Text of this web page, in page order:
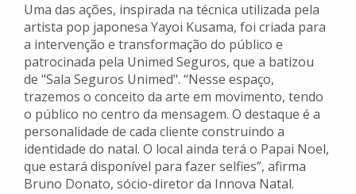
Uma das ações, inspirada na técnica utilizada pela
artista pop japonesa Yayoi Kusama, foi criada para
a intervenção e transformação do público e
patrocinada pela Unimed Seguros, que a batizou
de "Sala Seguros Unimed". “Nesse espaço,
trazemos o conceito da arte em movimento, tendo
o público no centro da mensagem. O destaque é a
personalidade de cada cliente construindo a
identidade do natal. O local ainda terá o Papai Noel,
que estará disponível para fazer selfies”, afirma
Bruno Donato, sócio-diretor da Innova Natal.